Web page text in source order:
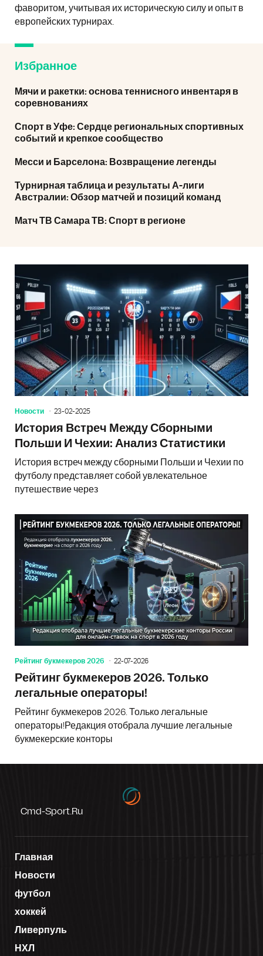
фаворитом, учитывая их историческую силу и опыт в
европейских турнирах.
Избранное
Мячи и ракетки: основа теннисного инвентаря в
соревнованиях
Спорт в Уфе: Сердце региональных спортивных
событий и крепкое сообщество
Месси и Барселона: Возвращение легенды
Турнирная таблица и результаты А-лиги
Австралии: Обзор матчей и позиций команд
Матч ТВ Самара ТВ: Спорт в регионе
Новости 23-02-2025
История Встреч Между Сборными
Польши И Чехии: Анализ Статистики
История встреч между сборными Польши и Чехии по
футболу представляет собой увлекательное
путешествие через
Рейтинг букмекеров 2026 22-07-2026
Рейтинг букмекеров 2026. Только
легальные операторы!
Рейтинг букмекеров 2026. Только легальные
операторы!Редакция отобрала лучшие легальные
букмекерские конторы
Cmd-Sport.ru
Главная
Новости
футбол
хоккей
Ливерпуль
НХЛ